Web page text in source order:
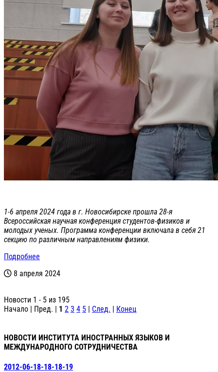
1-6 апреля 2024 года в г. Новосибирске прошла 28-я
Всероссийская научная конференция студентов-физиков и
молодых ученых. Программа конференции включала в себя 21
секцию по различным направлениям физики.
Подробнее
8 апреля 2024
Новости 1 - 5 из 195
Начало | Пред. | 1 2 3 4 5 | След. | Конец
НОВОСТИ ИНСТИТУТА ИНОСТРАННЫХ ЯЗЫКОВ И
МЕЖДУНАРОДНОГО СОТРУДНИЧЕСТВА
2012-06-18-18-18-19